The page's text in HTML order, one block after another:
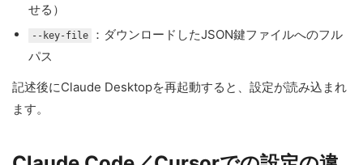
せる）
--key-file
：ダウンロードしたJSON鍵ファイルへのフル
パス
記述後にClaude Desktopを再起動すると、設定が読み込まれ
ます。